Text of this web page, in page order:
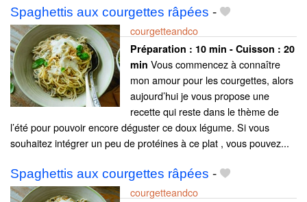
Spaghettis aux courgettes râpées -
courgetteandco
Préparation : 10 min - Cuisson : 20
min Vous commencez à connaître
mon amour pour les courgettes, alors
aujourd’hui je vous propose une
recette qui reste dans le thème de
l’été pour pouvoir encore déguster ce doux légume. Si vous
souhaitez intégrer un peu de protéines à ce plat , vous pouvez...
Spaghettis aux courgettes râpées -
courgetteandco